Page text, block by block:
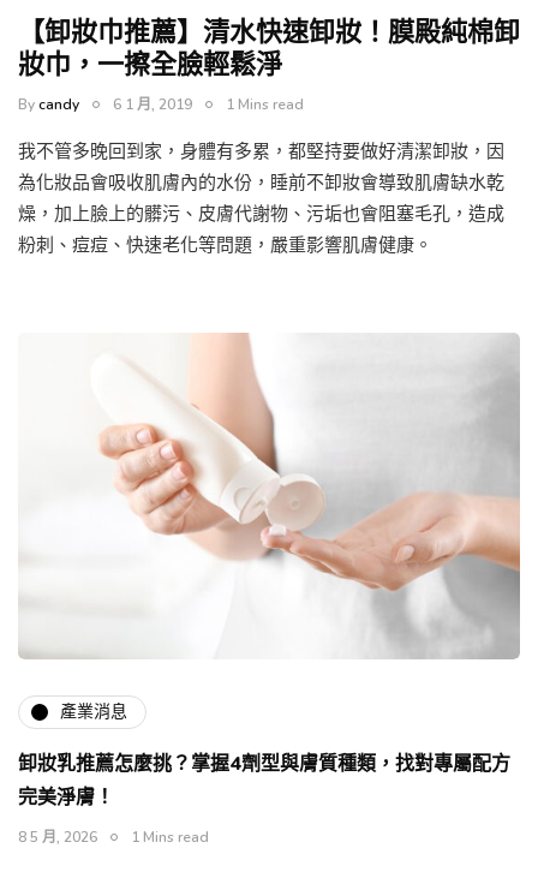
【卸妝巾推薦】清水快速卸妝！膜殿純棉卸
妝巾，一擦全臉輕鬆淨
Bycandy 6 1 月, 2019 1 Mins read
我不管多晚回到家，身體有多累，都堅持要做好清潔卸妝，因
為化妝品會吸收肌膚內的水份，睡前不卸妝會導致肌膚缺水乾
燥，加上臉上的髒污、皮膚代謝物、污垢也會阻塞毛孔，造成
粉刺、痘痘、快速老化等問題，嚴重影響肌膚健康。
產業消息
卸妝乳推薦怎麼挑？掌握4劑型與膚質種類，找對專屬配方
完美淨膚！
8 5 月, 2026 1 Mins read